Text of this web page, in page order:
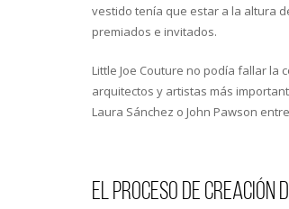
vestido tenía que estar a la altura
premiados e invitados.
Little Joe Couture no podía fallar
arquitectos y artistas más
Laura Sánchez o John Pawson
El proceso de creación